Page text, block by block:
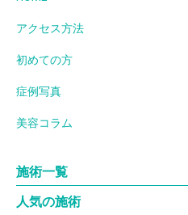
アクセス方法
初めての方
症例写真
美容コラム
施術一覧
人気の施術